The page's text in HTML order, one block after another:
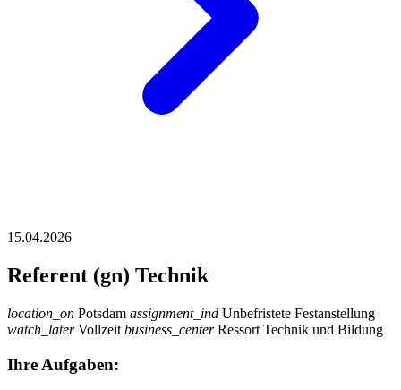
15.04.2026
Referent (gn) Technik
location_on Potsdam assignment_ind Unbefristete Festanstellung
watch_laterVollzeit business_centerRessort Technik und Bildung
Ihre Aufgaben: